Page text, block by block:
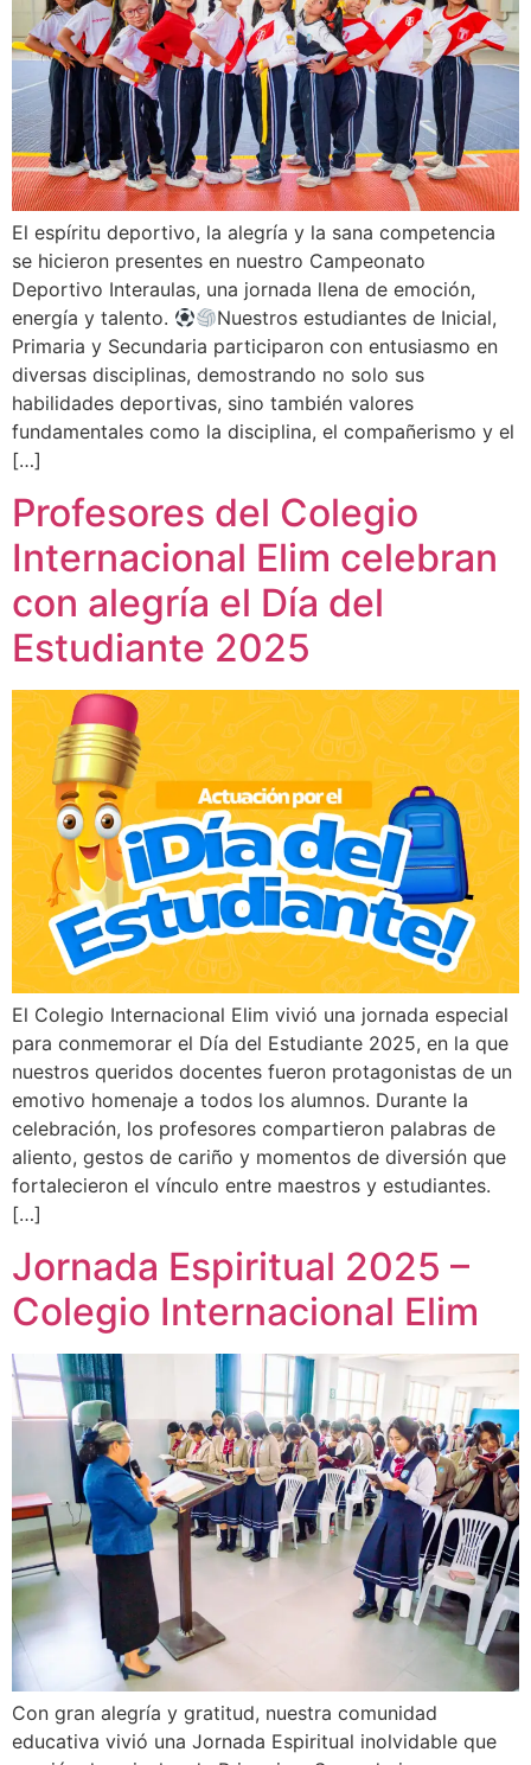
El espíritu deportivo, la alegría y la sana competencia
se hicieron presentes en nuestro Campeonato
Deportivo Interaulas, una jornada llena de emoción,
energía y talento.
Nuestros estudiantes de Inicial,
Primaria y Secundaria participaron con entusiasmo en
diversas disciplinas, demostrando no solo sus
habilidades deportivas, sino también valores
fundamentales como la disciplina, el compañerismo y el
[…]
Profesores del Colegio
Internacional Elim celebran
con alegría el Día del
Estudiante 2025
El Colegio Internacional Elim vivió una jornada especial
para conmemorar el Día del Estudiante 2025, en la que
nuestros queridos docentes fueron protagonistas de un
emotivo homenaje a todos los alumnos. Durante la
celebración, los profesores compartieron palabras de
aliento, gestos de cariño y momentos de diversión que
fortalecieron el vínculo entre maestros y estudiantes.
[…]
Jornada Espiritual 2025 –
Colegio Internacional Elim
Con gran alegría y gratitud, nuestra comunidad
educativa vivió una Jornada Espiritual inolvidable que